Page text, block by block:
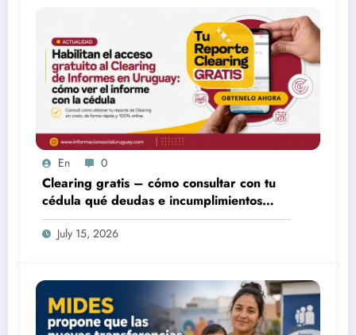
En 0
Clearing gratis – cómo consultar con tu
cédula qué deudas e incumplimientos
tenés
July 15, 2026